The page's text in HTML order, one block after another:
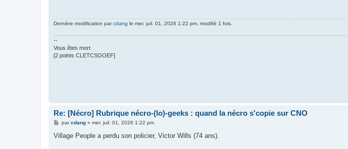
e
Dernière modification parcdang le mer. juil. 01, 2026 1:22 pm, modifié 1 fois.
--
Vous êtes mort
[2 points CLETCSOOEF]
Re: [Nécro] Rubrique nécro-(lo)-geeks : quand la nécro s'copie sur CNO
M
s
parcdang» mer. juil. 01, 2026 1:22 pm
Village People a perdu son policier, Victor Wills (74 ans).